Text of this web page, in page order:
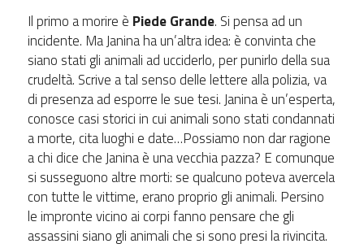
Il primo a morire è Piede Grande. Si pensa ad un
incidente. Ma Janina ha un’altra idea: è convinta che
siano stati gli animali ad ucciderlo, per punirlo della sua
crudeltà. Scrive a tal senso delle lettere alla polizia, va
di presenza ad esporre le sue tesi. Janina è un’esperta,
conosce casi storici in cui animali sono stati condannati
a morte, cita luoghi e date…Possiamo non dar ragione
a chi dice che Janina è una vecchia pazza? E comunque
si susseguono altre morti: se qualcuno poteva avercela
con tutte le vittime, erano proprio gli animali. Persino
le impronte vicino ai corpi fanno pensare che gli
assassini siano gli animali che si sono presi la rivincita.